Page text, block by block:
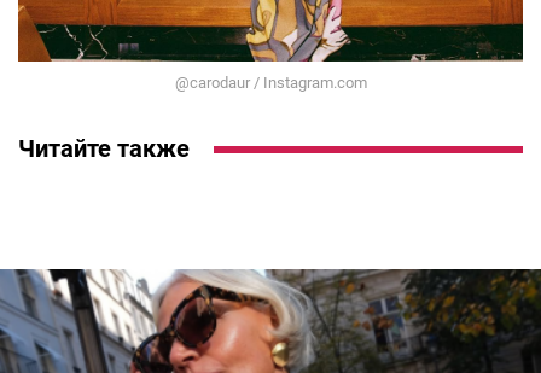
@carodaur / Instagram.com
Читайте также